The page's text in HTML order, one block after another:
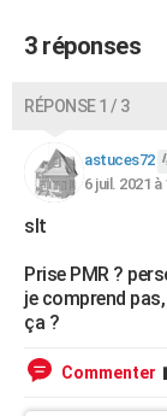
Dictionnaire
Biographies
Citations
Expressions
Proverbes
PROGRAMME TV
COPAINS D'AVANT
S'inscrire
Se connecter
Lycées
Collèges
Primaires
Universités
Entreprises
Service militaire
Avis de recherche
AVIS DE DÉCÈS
3 réponses
RÉPONSE 1 / 3
astuces72
6 juil. 2021 à
slt
Prise PMR ?
je comprend
ça ?
Commenter